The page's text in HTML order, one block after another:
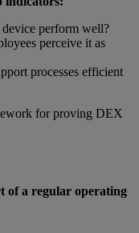
device perform well?
perceive it as
processes efficient
for proving DEX
of a regular operating